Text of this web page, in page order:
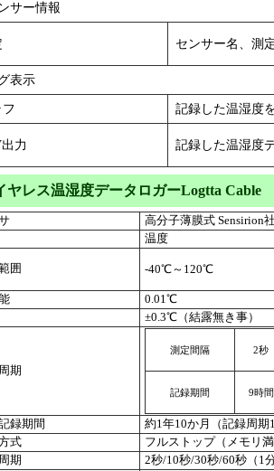
サー情報
センサー名、測
表示
フ 記録した温湿度
力 記録した温湿度
ヤレス温湿度データロガーLogtta
高分子薄膜式 Sensirion
温度
囲 -40℃～120℃
0.01℃
±0.3℃（結露無き事）
期
測定間隔 2秒
記録期間 9時間
録期間
約1年10か月（記録周期
式
フルストップ（メモリ満
期
2秒/10秒/30秒/60秒（1